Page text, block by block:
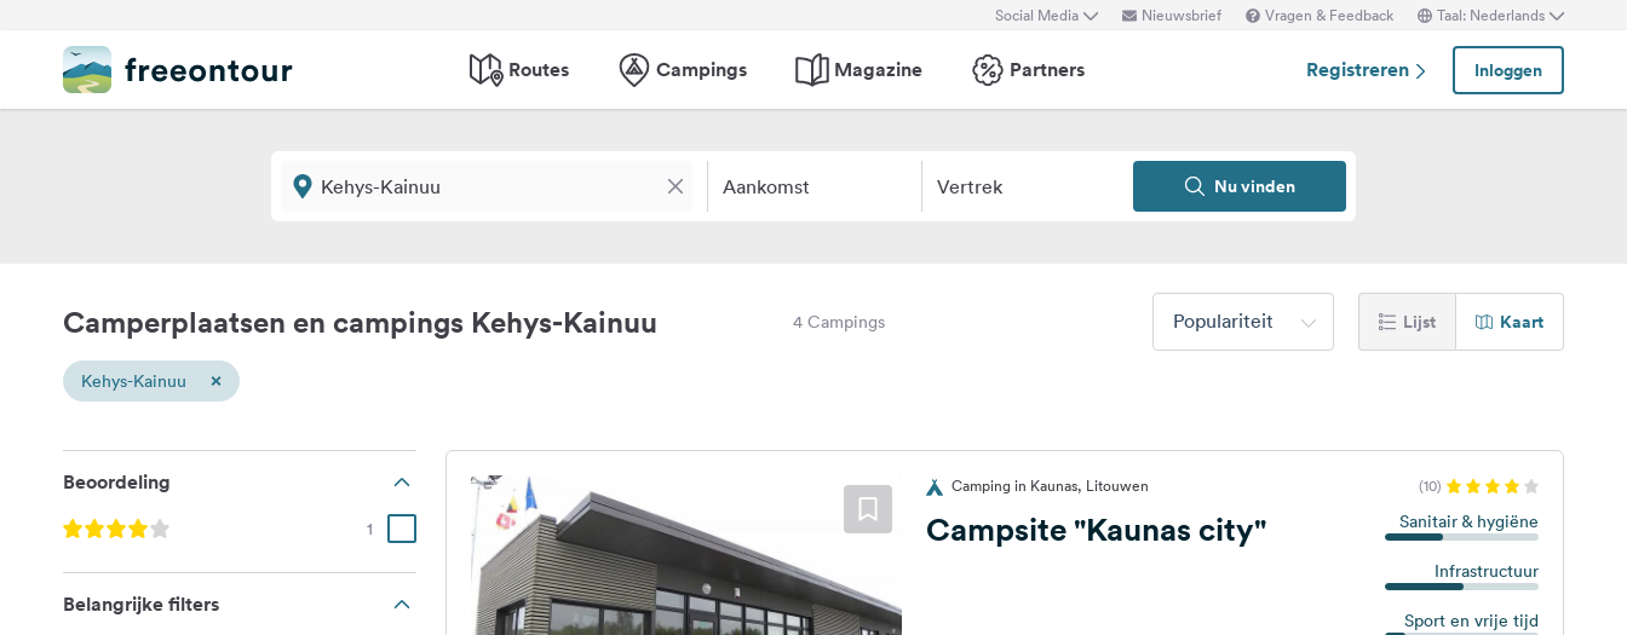
Social Media Nieuwsbrief Vragen & Feedback Taal: Nederlands
Routes Campings Magazine Partners Registreren Inloggen
Aankomst Vertrek Nu vinden
Camperplaatsen en campings Kehys-Kainuu 4 Campings Populariteit Lijst Kaart
Kehys-Kainuu ×
Beoordeling
1
Belangrijke filters
Camping in Kaunas, Litouwen (10)
Campsite "Kaunas city" Sanitair & hygiëne
Infrastructuur
Sport en vrije tijd